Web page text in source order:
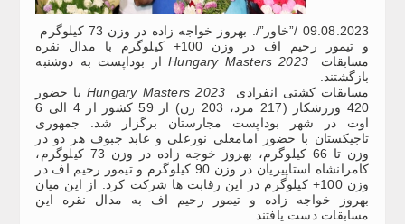
09.08.2023 /”خاور”/. بهروز خواجه زاده در وزن 73 کیلوگرم
و تیمور رحیم اف در وزن 100+ کیلوگرم با مدال نقره
مسابقات Hungary Masters 2023از بوداپست به دوشنبه
بازگشتند.
مسابقات کشتی انفرادی Hungary Masters 2023با حضور
420 ورزشکار (217 مرد، 203 زن) از 59 کشور از 4 الی 6
اوت در شهر بوداپست مجارستان برگزار شد. جمهوری
تاجیکستان با حضور امامعلی نورعلی و عابد جبوف هر دو در
وزن تا 66 کیلوگرم، بهروز خوجه زاده در وزن 73 کیلوگرم،
کامرانشاه استاپیریان در وزن 90 کیلوگرم و تیمور رحیم اف در
وزن 100+ کیلوگرم در این رقابت ها شرکت کرد. از این میان
بهروز خواجه زاده و تیمور رحیم اف به مدال نقره این
مسابقات دست یافتند.